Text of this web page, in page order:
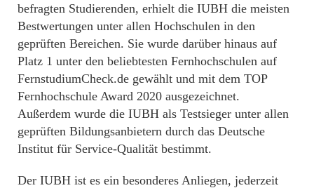
befragten Studierenden, erhielt die IUBH die meisten
Bestwertungen unter allen Hochschulen in den
geprüften Bereichen. Sie wurde darüber hinaus auf
Platz 1 unter den beliebtesten Fernhochschulen auf
FernstudiumCheck.de gewählt und mit dem TOP
Fernhochschule Award 2020 ausgezeichnet.
Außerdem wurde die IUBH als Testsieger unter allen
geprüften Bildungsanbietern durch das Deutsche
Institut für Service-Qualität bestimmt.
Der IUBH ist es ein besonderes Anliegen, jederzeit